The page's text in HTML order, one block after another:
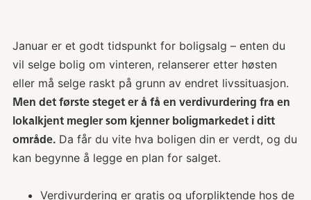
Januar er et godt tidspunkt for boligsalg – enten du
vil selge bolig om vinteren, relanserer etter høsten
eller må selge raskt på grunn av endret livssituasjon.
Men det første steget er å få en verdivurdering fra en
lokalkjent megler som kjenner boligmarkedet i ditt
område.Da får du vite hva boligen din er verdt, og du
kan begynne å legge en plan for salget.
Verdivurdering er gratis og uforpliktende hos de